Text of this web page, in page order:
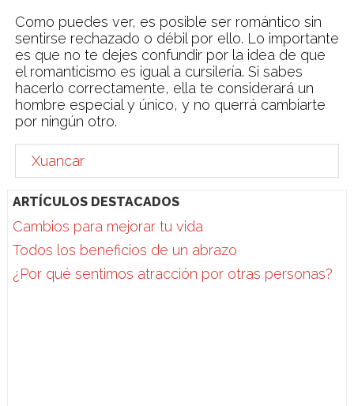
Como puedes ver, es posible ser romántico sin
sentirse rechazado o débil por ello. Lo importante
es que no te dejes confundir por la idea de que
el romanticismo es igual a cursilería. Si sabes
hacerlo correctamente, ella te considerará un
hombre especial y único, y no querrá cambiarte
por ningún otro.
Xuancar
ARTÍCULOS DESTACADOS
Cambios para mejorar tu vida
Todos los beneficios de un abrazo
¿Por qué sentimos atracción por otras personas?